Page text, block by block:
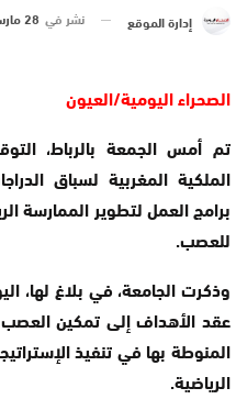
إدارة الموقع نشر في 28 مارس 2021 الساعة 1 و 12 دقيقة
الصحراء اليومية/العيون
تم أمس الجمعة بالرباط،
الملكية المغربية لسباق
برامج العمل لتطوير الممارسة
للعصب.
وذكرت الجامعة، في بلاغ لها،
عقد الأهداف إلى تمكين العصب
المنوطة بها في تنفيذ
الرياضية.